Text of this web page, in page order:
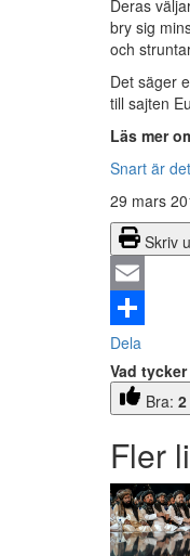
Deras
bry sig
och
Det säger
till sajten
Läs mer
Snart är
29 mars
Skriv
Email
Dela
Vad
Bra: 2
Fler